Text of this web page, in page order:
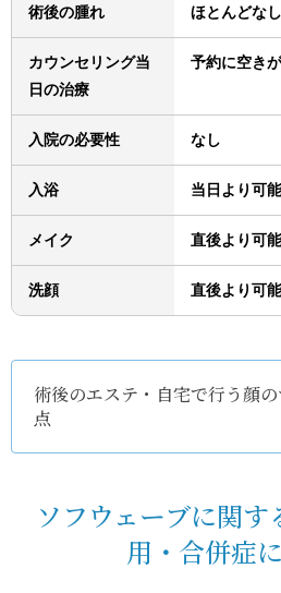
術後の腫れ ほとんどな
カウンセリング当
日の治療
予約に空き
入院の必要性 なし
入浴 当日より可能
メイク 直後より可能
洗顔 直後より可能
術後のエステ・自宅で行う顔
点
ソフウェーブに関
用・合併症